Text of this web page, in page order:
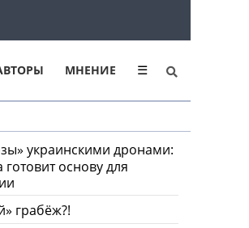
МНЕНИЕ ☰
украинскими дронами:
готовит основу для
грабёж?!